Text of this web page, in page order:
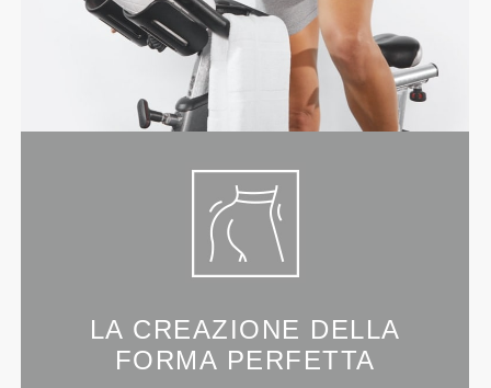
LA CREAZIONE DELLA
FORMA PERFETTA